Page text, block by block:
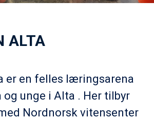
ALTA
er en felles læringsarena
og unge i Alta . Her tilbyr
Nordnorsk vitensenter